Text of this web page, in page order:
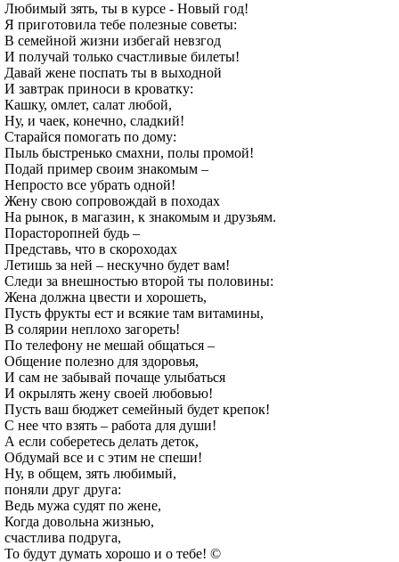
Любимый зять, ты в курсе - Новый год!
Я приготовила тебе полезные советы:
В семейной жизни избегай невзгод
И получай только счастливые билеты!
Давай жене поспать ты в выходной
И завтрак приноси в кроватку:
Кашку, омлет, салат любой,
Ну, и чаек, конечно, сладкий!
Старайся помогать по дому:
Пыль быстренько смахни, полы промой!
Подай пример своим знакомым –
Непросто все убрать одной!
Жену свою сопровождай в походах
На рынок, в магазин, к знакомым и друзьям.
Порасторопней будь –
Представь, что в скороходах
Летишь за ней – нескучно будет вам!
Следи за внешностью второй ты половины:
Жена должна цвести и хорошеть,
Пусть фрукты ест и всякие там витамины,
В солярии неплохо загореть!
По телефону не мешай общаться –
Общение полезно для здоровья,
И сам не забывай почаще улыбаться
И окрылять жену своей любовью!
Пусть ваш бюджет семейный будет крепок!
С нее что взять – работа для души!
А если соберетесь делать деток,
Обдумай все и с этим не спеши!
Ну, в общем, зять любимый,
поняли друг друга:
Ведь мужа судят по жене,
Когда довольна жизнью,
счастлива подруга,
То будут думать хорошо и о тебе! ©